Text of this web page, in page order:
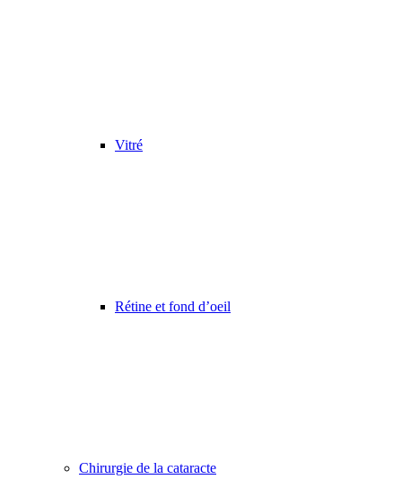
Vitré
Rétine et fond d’oeil
Chirurgie de la cataracte